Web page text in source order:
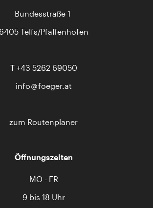
Bundesstraße 1
6405 Telfs/Pfaffenhofen
T +43 5262 69050
info
foeger.at
zum Routenplaner
Öffnungszeiten
MO - FR
9 bis 18 Uhr